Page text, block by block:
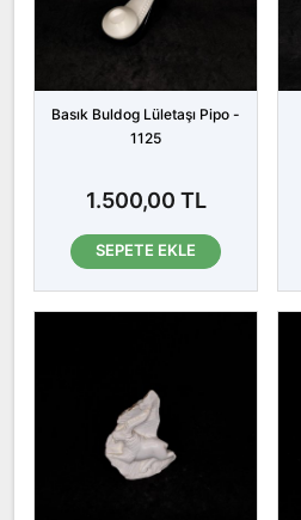
Basık Buldog Lületaşı Pipo -
1125
1.500,00 TL
SEPETE EKLE